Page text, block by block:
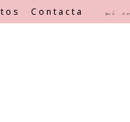
Contacta Mi